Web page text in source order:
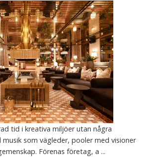
tid i kreativa miljöer utan några
som vägleder, pooler med visioner
Förenas företag, a ...